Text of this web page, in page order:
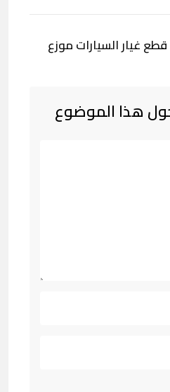
غيار السيارات موزع
هذا الموضوع